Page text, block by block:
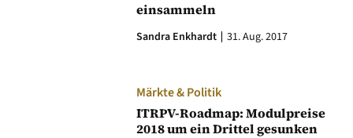
einsammeln
Sandra Enkhardt 31. Aug. 2017
Märkte & Politik
ITRPV-Roadmap: Modulpreise
2018 um ein Drittel gesunken